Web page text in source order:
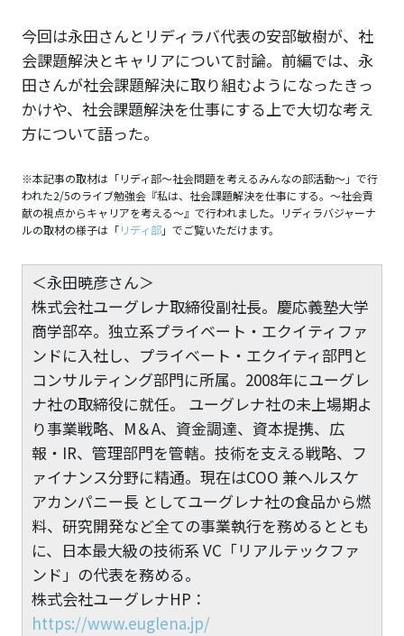
今回は永田さんとリディラバ代表の安部敏樹が、社
会課題解決とキャリアについて討論。前編では、永
田さんが社会課題解決に取り組むようになったきっ
かけや、社会課題解決を仕事にする上で大切な考え
方について語った。
※本記事の取材は「リディ部〜社会問題を考えるみんなの部活動〜」で行
われた2/5のライブ勉強会『私は、社会課題解決を仕事にする。～社会貢
献の視点からキャリアを考える～』で行われました。リディラバジャーナ
ルの取材の様子は「リディ部」でご覧いただけます。
＜永田暁彦さん＞
株式会社ユーグレナ取締役副社長。慶応義塾大学
商学部卒。独立系プライベート・エクイティファ
ンドに入社し、プライベート・エクイティ部門と
コンサルティング部門に所属。2008年にユーグレ
ナ社の取締役に就任。 ユーグレナ社の未上場期よ
り事業戦略、M＆A、資金調達、資本提携、広
報・IR、管理部門を管轄。技術を支える戦略、フ
ァイナンス分野に精通。現在はCOO 兼ヘルスケ
アカンパニー長 としてユーグレナ社の食品から燃
料、研究開発など全ての事業執行を務めるととも
に、日本最大級の技術系 VC「リアルテックファ
ンド」の代表を務める。
株式会社ユーグレナHP：
https://www.euglena.jp/